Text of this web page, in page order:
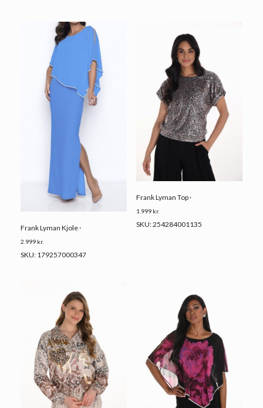
Frank Lyman Kjole ·
2.999 kr.
SKU: 179257000347
Frank Lyman Top ·
1.999 kr.
SKU: 254284001135